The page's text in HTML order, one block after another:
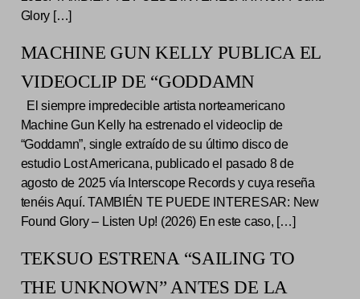
Glory […]
MACHINE GUN KELLY PUBLICA EL
VIDEOCLIP DE “GODDAMN
El siempre impredecible artista norteamericano
Machine Gun Kelly ha estrenado el videoclip de
“Goddamn”, single extraído de su último disco de
estudio Lost Americana, publicado el pasado 8 de
agosto de 2025 vía Interscope Records y cuya reseña
tenéis Aquí. TAMBIÉN TE PUEDE INTERESAR: New
Found Glory – Listen Up! (2026) En este caso, […]
TEKSUO ESTRENA “SAILING TO
THE UNKNOWN” ANTES DE LA